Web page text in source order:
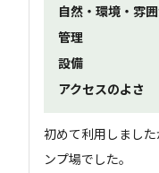
自然・環境・雰
管理
設備
アクセスのよさ
初めて利用しまし
ンプ場でした。